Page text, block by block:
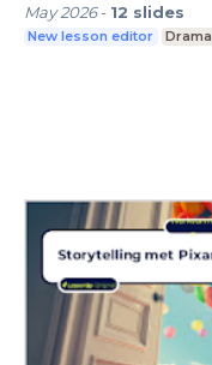
May 2026- 12 slides
New lesson editor Drama